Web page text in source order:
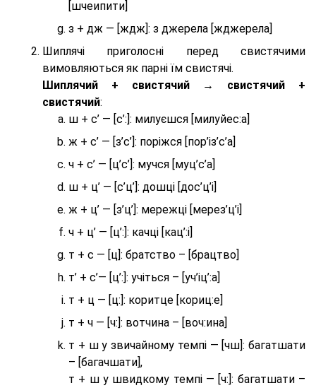
[шчеипити]
з + дж — [ждж]: з джерела [жджерела]
Шиплячі приголосні перед свистячими
вимовляються як парні їм свистячі.
Шиплячий + свистячий → свистячий +
свистячий:
ш + с’ — [с’:]: милуєшся [милуйес:а]
ж + с’ — [з’с’]: поріжся [пор’із’с’а]
ч + с’ — [ц’с’]: мучся [муц’с’а]
ш + ц’ — [с’ц’]: дошці [дос’ц’і]
ж + ц’ — [з’ц’]: мережці [мерез’ц’і]
ч + ц’ — [ц’:]: качці [кац’:і]
т + с — [ц]: братство – [брaцтво]
т’ + с’— [ц’:]: учіться – [уч’іц’:a]
т + ц — [ц:]: коритце [кориц:е]
т + ч — [ч:]: вотчина – [вoч:ина]
т + ш у звичайному темпі — [чш]: багатшати
– [багачшати],
т + ш у швидкому темпі — [ч:]: багатшати –